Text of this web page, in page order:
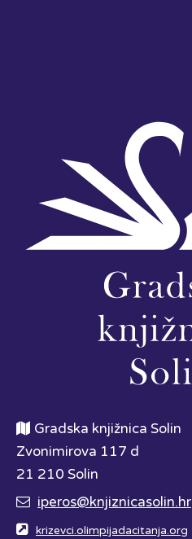
Gradska knjižnica Solin
Zvonimirova 117 d
21 210 Solin
iperos@knjiznicasolin.hr
krizevci.olimpijadacitanja.org